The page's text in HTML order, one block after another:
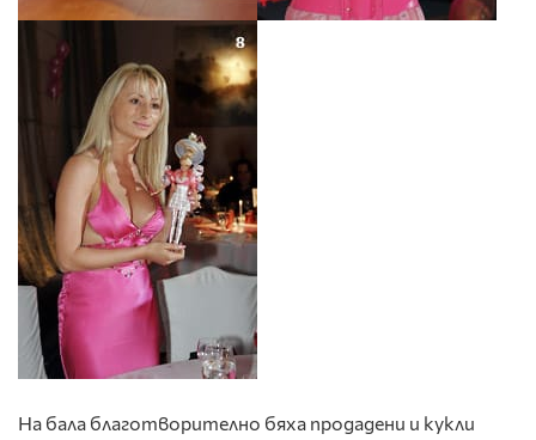
На бала благотворително бяха продадени и кукли